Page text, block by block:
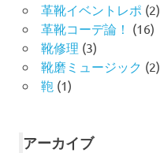
革靴イベントレポ (2)
革靴コーデ論！ (16)
靴修理 (3)
靴磨ミュージック (2)
鞄 (1)
アーカイブ